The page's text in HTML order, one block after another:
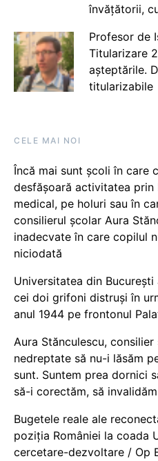
învățătorii,
Profesor de
Titularizare
așteptările.
titularizabile
CELE MAI NOI
Încă mai sunt școli în care
desfășoară activitatea
medical, pe holuri sau în
consilierul școlar Aura
inadecvate în care copilul
niciodată
Universitatea din
cei doi grifoni distruși în
anul 1944 pe frontonul
Aura Stănculescu,
nedreptate să nu-i lăsăm
sunt. Suntem prea dornici
să-i corectăm, să
Bugetele reale ale
poziția României la coada
cercetare-dezvoltare / Op